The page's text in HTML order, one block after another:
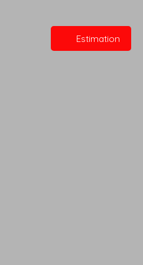
Estimation